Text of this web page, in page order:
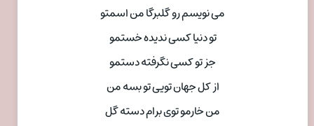
می نویسم رو گلبرگا من اسمتو
تو دنیا کسی ندیده خستمو
جز تو کسی نگرفته دستمو
از کل جهان تویی تو بسه من
من خارمو توی برام دسته گل